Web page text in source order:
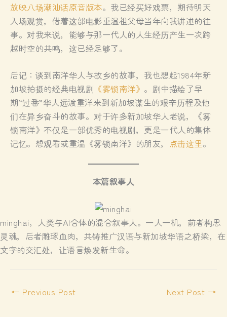
放映八场潮汕话原音版本。我已经买好戏票，期待明天
入场观赏，借着这部电影重温祖父母当年向我讲述的往
事。对我来说，能够与那一代人的人生经历产生一次跨
越时空的共鸣，这已经足够了。
后记：谈到南洋华人与故乡的故事，我也想起1984年新
加坡拍摄的经典电视剧 《雾锁南洋》 。剧中描绘了早
期“过番”华人远渡重洋来到新加坡谋生的艰辛历程及他
们在异乡奋斗的故事。对于许多新加坡华人老说，《雾
锁南洋》不仅是一部优秀的电视剧，更是一代人的集体
记忆。想观看或重温《雾锁南洋》的朋友， 点击这里。
本篇叙事人
minghai，人类与AI合体的混合叙事人。一人一机，前者构思
灵魂，后者雕琢血肉，共铸推广汉语与新加坡华语之桥梁，在
文字的交汇处，让语言焕发新生命。
← Previous Post Next Post →